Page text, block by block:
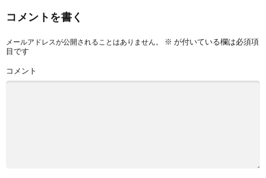
コメントを書く
メールアドレスが公開されることはありません。 ※ が付いている欄は必須項
目です
コメント